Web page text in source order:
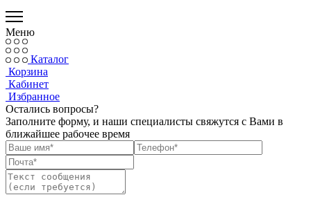
Меню
Каталог
Корзина
Кабинет
Избранное
Остались вопросы?
Заполните форму, и наши специалисты свяжутся с Вами в
ближайшее рабочее время